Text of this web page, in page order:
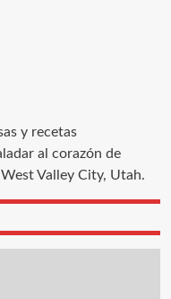
y recetas
al corazón de
Valley City, Utah.